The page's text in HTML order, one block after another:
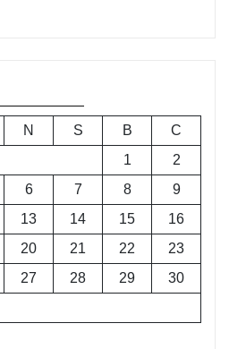
N S B
C
1
2
6 7 8
9
13 14 15
16
20 21 22
23
27 28 29
30